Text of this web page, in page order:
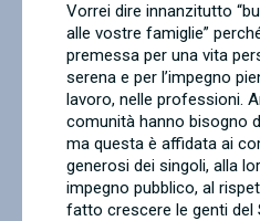
Vorrei dire innanzitutto
alle vostre famiglie”
premessa per una vita
serena e per l’impegno
lavoro, nelle professioni.
comunità hanno bisogno
ma questa è affidata ai
generosi dei singoli, alla
impegno pubblico, al
fatto crescere le genti del